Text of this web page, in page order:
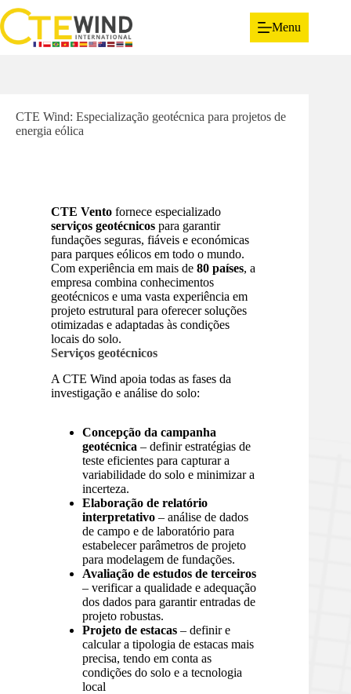
Menu
CTE Wind: Especialização geotécnica para projetos de
energia eólica
CTE Vento fornece especializado
serviços geotécnicos para garantir
fundações seguras, fiáveis e económicas
para parques eólicos em todo o mundo.
Com experiência em mais de 80 países, a
empresa combina conhecimentos
geotécnicos e uma vasta experiência em
projeto estrutural para oferecer soluções
otimizadas e adaptadas às condições
locais do solo.
Serviços geotécnicos
A CTE Wind apoia todas as fases da
investigação e análise do solo:
Concepção da campanha
geotécnica – definir estratégias de
teste eficientes para capturar a
variabilidade do solo e minimizar a
incerteza.
Elaboração de relatório
interpretativo – análise de dados
de campo e de laboratório para
estabelecer parâmetros de projeto
para modelagem de fundações.
Avaliação de estudos de terceiros
– verificar a qualidade e adequação
dos dados para garantir entradas de
projeto robustas.
Projeto de estacas – definir e
calcular a tipologia de estacas mais
precisa, tendo em conta as
condições do solo e a tecnologia
local